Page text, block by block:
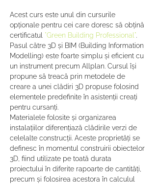
Acest curs este unul din cursurile
opționale pentru cei care doresc să obțină
certificatul "Green Building Professional".
Pasul către 3D și BIM (Building Information
Modelling) este foarte simplu și eficient cu
un instrument precum Allplan. Cursul își
propune să treacă prin metodele de
creare a unei clădiri 3D propuse folosind
elementele predefinite în asistenții creați
pentru cursanți.
Materialele folosite și organizarea
instalațiilor diferențiază clădirile verzi de
celelalte construcții. Aceste proprietăți se
definesc în momentul construirii obiectelor
3D, fiind utilizate pe toată durata
proiectului în diferite rapoarte de cantități,
precum și folosirea acestora în calculul